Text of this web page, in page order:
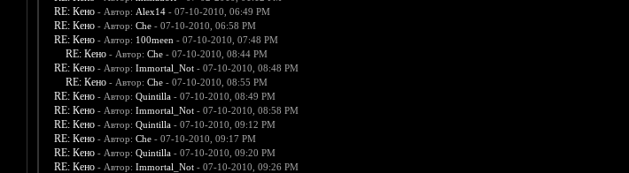
RE: Кено - Автор: Alex14- 07-10-2010, 06:49 PM
RE: Кено - Автор: Che- 07-10-2010, 06:58 PM
RE: Кено - Автор: 100meen - 07-10-2010, 07:48 PM
RE: Кено - Автор: Che- 07-10-2010, 08:44 PM
RE: Кено - Автор: Immortal_Not- 07-10-2010, 08:48 PM
RE: Кено - Автор: Che- 07-10-2010, 08:55 PM
RE: Кено - Автор: Quintilla- 07-10-2010, 08:49 PM
RE: Кено - Автор: Immortal_Not- 07-10-2010, 08:58 PM
RE: Кено - Автор: Quintilla- 07-10-2010, 09:12 PM
RE: Кено - Автор: Che- 07-10-2010, 09:17 PM
RE: Кено - Автор: Quintilla- 07-10-2010, 09:20 PM
RE: Кено - Автор: Immortal_Not- 07-10-2010, 09:26 PM